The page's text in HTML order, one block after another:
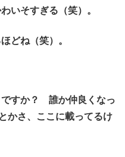
いそすぎる（笑）。
どね（笑）。
ですか？ 誰か仲良くなっ
かさ、ここに載ってるけ